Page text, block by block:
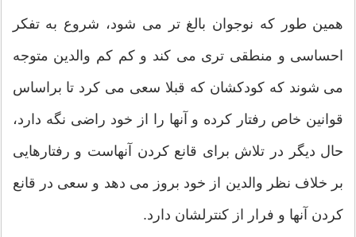
همین طور که نوجوان بالغ تر می شود، شروع به تفکر
احساسی و منطقی تری می کند و کم کم والدین متوجه
می شوند که کودکشان که قبلا سعی می کرد تا براساس
قوانین خاص رفتار کرده و آنها را از خود راضی نگه دارد،
حال دیگر در تلاش برای قانع کردن آنهاست و رفتارهایی
بر خلاف نظر والدین از خود بروز می دهد و سعی در قانع
کردن آنها و فرار از کنترلشان دارد.